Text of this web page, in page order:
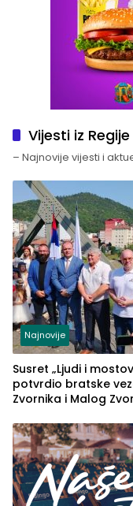
Vijesti iz Regije
– Najnovije vijesti i
Najnovije
Susret „Ljudi i
potvrdio bratske
Zvornika i Malog